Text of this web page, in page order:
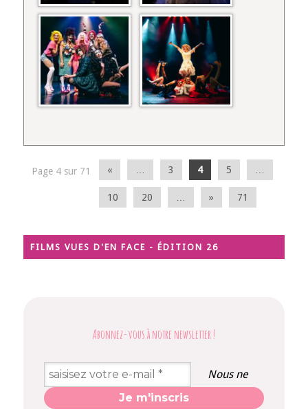
Page 4 sur 71 « 3 4 5
10 20 » 71
FILMS VUES D'EN FACE - ÉDITION 26
Abonnez-vous à notre newsletter!
Nous ne